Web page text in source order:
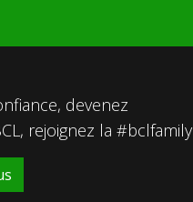
devenez
rejoignez la #bclfamily